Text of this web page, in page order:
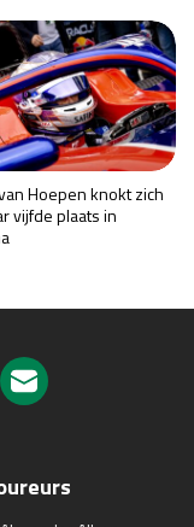
Hoepen knokt zich
vijfde plaats in